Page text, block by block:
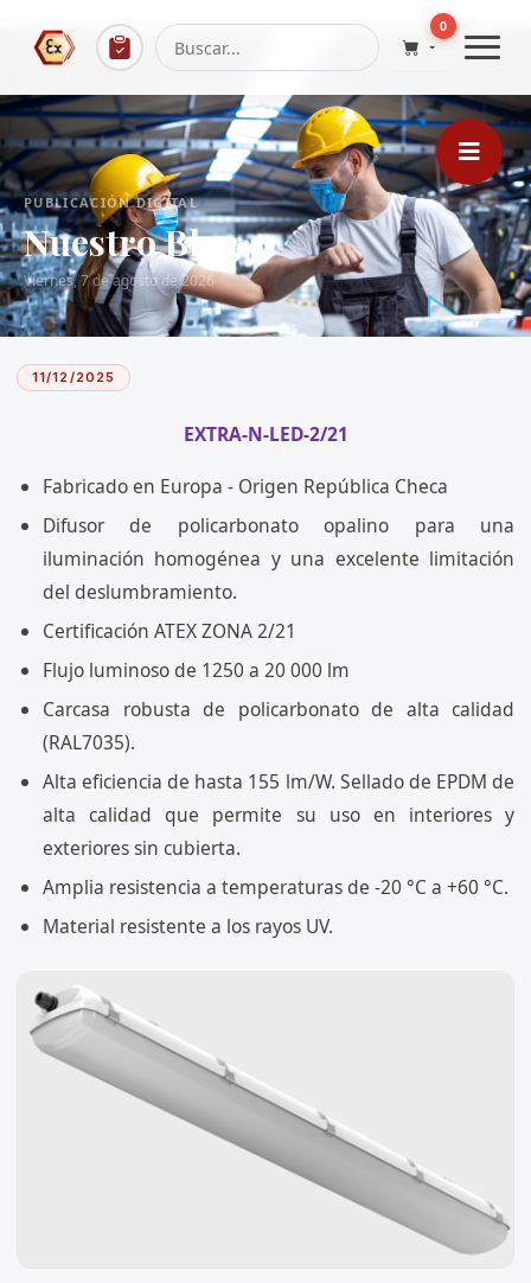
0
PUBLICACIÓN DIGITAL
Nuestro Blog
Viernes, 7 de agosto de 2026
11/12/2025
EXTRA-N-LED-2/21
Fabricado en Europa - Origen República Checa
Difusor de policarbonato opalino para una
iluminación homogénea y una excelente limitación
del deslumbramiento.
Certificación ATEX ZONA 2/21
Flujo luminoso de 1250 a 20 000 lm
Carcasa robusta de policarbonato de alta calidad
(RAL7035).
Alta eficiencia de hasta 155 lm/W. Sellado de EPDM de
alta calidad que permite su uso en interiores y
exteriores sin cubierta.
Amplia resistencia a temperaturas de -20 °C a +60 °C.
Material resistente a los rayos UV.